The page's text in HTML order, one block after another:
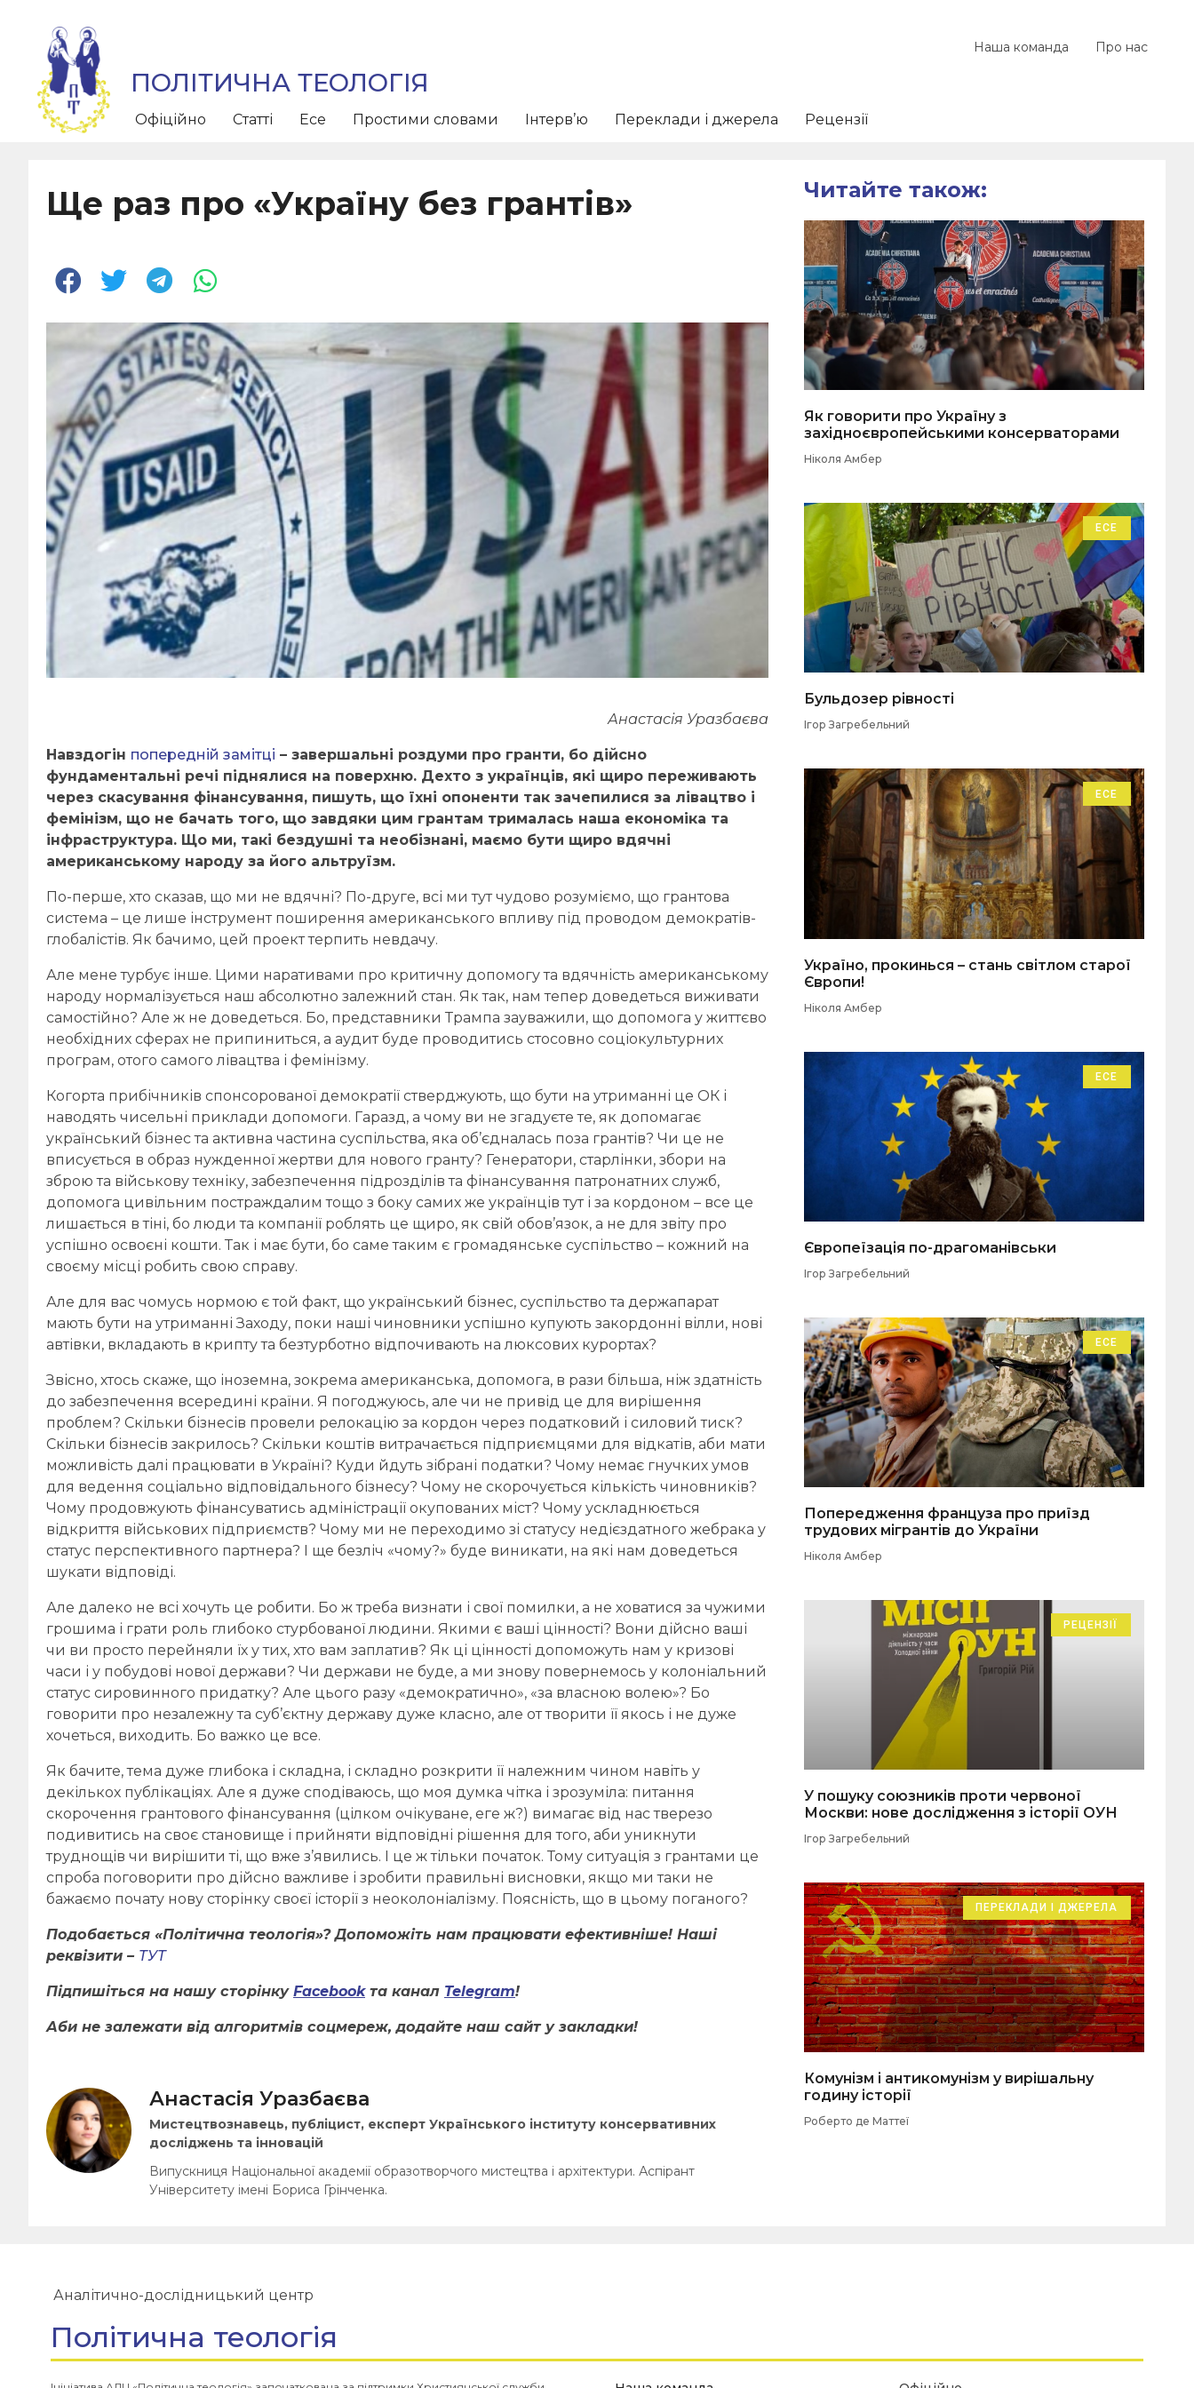
Наша команда Про нас
ПОЛІТИЧНА ТЕОЛОГІЯ
Офіційно Статті Есе Простими словами Інтерв’ю Переклади і джерела Рецензії
Ще раз про «Україну без грантів»
Анастасія Уразбаєва
Навздогін попередній замітці – завершальні роздуми про гранти, бо дійсно
фундаментальні речі піднялися на поверхню. Дехто з українців, які щиро переживають
через скасування фінансування, пишуть, що їхні опоненти так зачепилися за лівацтво і
фемінізм, що не бачать того, що завдяки цим грантам трималась наша економіка та
інфраструктура. Що ми, такі бездушні та необізнані, маємо бути щиро вдячні
американському народу за його альтруїзм.
По-перше, хто сказав, що ми не вдячні? По-друге, всі ми тут чудово розуміємо, що грантова
система – це лише інструмент поширення американського впливу під проводом демократів-
глобалістів. Як бачимо, цей проект терпить невдачу.
Але мене турбує інше. Цими наративами про критичну допомогу та вдячність американському
народу нормалізується наш абсолютно залежний стан. Як так, нам тепер доведеться виживати
самостійно? Але ж не доведеться. Бо, представники Трампа зауважили, що допомога у життєво
необхідних сферах не припиниться, а аудит буде проводитись стосовно соціокультурних
програм, отого самого лівацтва і фемінізму.
Когорта прибічників спонсорованої демократії стверджують, що бути на утриманні це ОК і
наводять чисельні приклади допомоги. Гаразд, а чому ви не згадуєте те, як допомагає
український бізнес та активна частина суспільства, яка об’єдналась поза грантів? Чи це не
вписується в образ нужденної жертви для нового гранту? Генератори, старлінки, збори на
зброю та військову техніку, забезпечення підрозділів та фінансування патронатних служб,
допомога цивільним постраждалим тощо з боку самих же українців тут і за кордоном – все це
лишається в тіні, бо люди та компанії роблять це щиро, як свій обов’язок, а не для звіту про
успішно освоєні кошти. Так і має бути, бо саме таким є громадянське суспільство – кожний на
своєму місці робить свою справу.
Але для вас чомусь нормою є той факт, що український бізнес, суспільство та держапарат
мають бути на утриманні Заходу, поки наші чиновники успішно купують закордонні вілли, нові
автівки, вкладають в крипту та безтурботно відпочивають на люксових курортах?
Звісно, хтось скаже, що іноземна, зокрема американська, допомога, в рази більша, ніж здатність
до забезпечення всередині країни. Я погоджуюсь, але чи не привід це для вирішення
проблем? Скільки бізнесів провели релокацію за кордон через податковий і силовий тиск?
Скільки бізнесів закрилось? Скільки коштів витрачається підприємцями для відкатів, аби мати
можливість далі працювати в Україні? Куди йдуть зібрані податки? Чому немає гнучких умов
для ведення соціально відповідального бізнесу? Чому не скорочується кількість чиновників?
Чому продовжують фінансуватись адміністрації окупованих міст? Чому ускладнюється
відкриття військових підприємств? Чому ми не переходимо зі статусу недієздатного жебрака у
статус перспективного партнера? І ще безліч «чому?» буде виникати, на які нам доведеться
шукати відповіді.
Але далеко не всі хочуть це робити. Бо ж треба визнати і свої помилки, а не ховатися за чужими
грошима і грати роль глибоко стурбованої людини. Якими є ваші цінності? Вони дійсно ваші
чи ви просто перейняли їх у тих, хто вам заплатив? Як ці цінності допоможуть нам у кризові
часи і у побудові нової держави? Чи держави не буде, а ми знову повернемось у колоніальний
статус сировинного придатку? Але цього разу «демократично», «за власною волею»? Бо
говорити про незалежну та суб’єктну державу дуже класно, але от творити її якось і не дуже
хочеться, виходить. Бо важко це все.
Як бачите, тема дуже глибока і складна, і складно розкрити її належним чином навіть у
декількох публікаціях. Але я дуже сподіваюсь, що моя думка чітка і зрозуміла: питання
скорочення грантового фінансування (цілком очікуване, еге ж?) вимагає від нас тверезо
подивитись на своє становище і прийняти відповідні рішення для того, аби уникнути
труднощів чи вирішити ті, що вже з’явились. І це ж тільки початок. Тому ситуація з грантами це
спроба поговорити про дійсно важливе і зробити правильні висновки, якщо ми таки не
бажаємо почату нову сторінку своєї історії з неоколоніалізму. Поясність, що в цьому поганого?
Подобається «Політична теологія»? Допоможіть нам працювати ефективніше! Наші
реквізити – ТУТ
Підпишіться на нашу сторінку Facebookта канал Telegram!
Аби не залежати від алгоритмів соцмереж, додайте наш сайт у закладки!
Анастасія Уразбаєва
Мистецтвознавець, публіцист, експерт Українського інституту консервативних
досліджень та інновацій
Випускниця Національної академії образотворчого мистецтва і архітектури. Аспірант
Університету імені Бориса Грінченка.
Читайте також:
Як говорити про Україну з
західноєвропейськими консерваторами
Ніколя Амбер
ЕСЕ
Бульдозер рівності
Ігор Загребельний
ЕСЕ
Україно, прокинься – стань світлом старої
Європи!
Ніколя Амбер
ЕСЕ
Європеїзація по-драгоманівськи
Ігор Загребельний
ЕСЕ
Попередження француза про приїзд
трудових мігрантів до України
Ніколя Амбер
РЕЦЕНЗІЇ
У пошуку союзників проти червоної
Москви: нове дослідження з історії ОУН
Ігор Загребельний
ПЕРЕКЛАДИ І ДЖЕРЕЛА
Комунізм і антикомунізм у вирішальну
годину історії
Роберто де Маттеї
Аналітично-дослідницький центр
Політична теологія